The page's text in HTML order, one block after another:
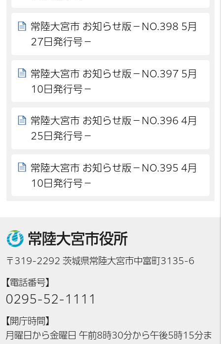
常陸大宮市 お知らせ版－NO.398 5月
27日発行号－
常陸大宮市 お知らせ版－NO.397 5月
10日発行号－
常陸大宮市 お知らせ版－NO.396 4月
25日発行号－
常陸大宮市 お知らせ版－NO.395 4月
10日発行号－
常陸大宮市役所
〒319-2292 茨城県常陸大宮市中富町3135-6
【電話番号】
0295-52-1111
【開庁時間】
月曜日から金曜日 午前8時30分から午後5時15分ま